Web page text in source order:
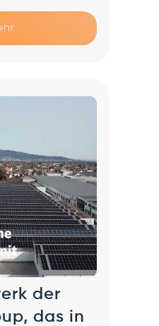
der
das in